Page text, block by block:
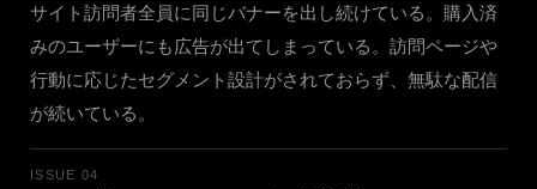
サイト訪問者全員に同じバナーを出し続けている。購入済
みのユーザーにも広告が出てしまっている。訪問ページや
行動に応じたセグメント設計がされておらず、無駄な配信
が続いている。
ISSUE 04